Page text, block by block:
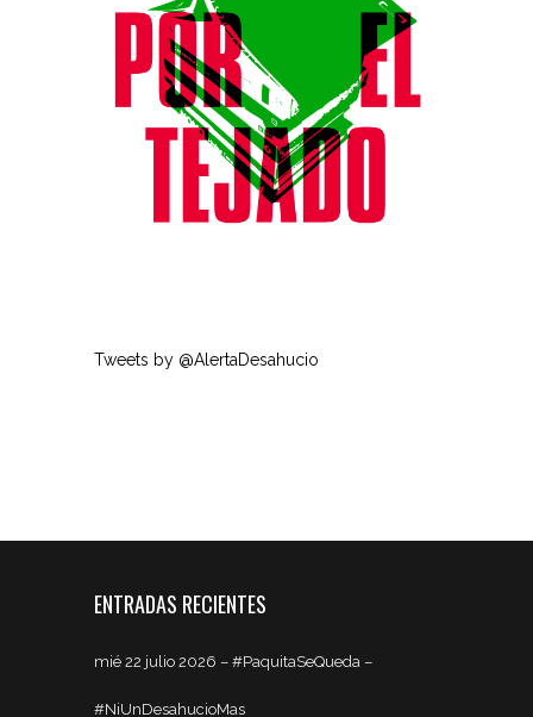
Tweets by @AlertaDesahucio
ENTRADAS RECIENTES
mié 22 julio 2026 – #PaquitaSeQueda –
#NiUnDesahucioMas